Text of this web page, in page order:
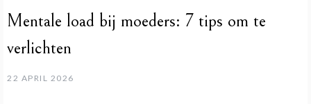
Mentale load bij moeders: 7 tips om te
verlichten
22 APRIL 2026